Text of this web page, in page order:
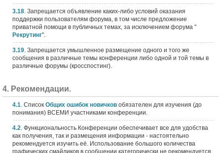
3.18. Запрещается объявление каких-либо условий оказания
поддержки пользователям форума, в том числе предложение
приватной помощи в публичных темах, за исключением форума "
Рекрутинг".
3.19. Запрещается умышленное размещение одного и того же
сообщения в различные темы конференции либо одной и той темы в
различные форумы (кросспостинг).
4. Рекомендации.
4.1 . Список Общих ошибок новичков обязателен для изучения (до
понимания) ВСЕМИ участниками конференции.
4.2. Функциональность Конференции обеспечивает все для удобства
как получения, так и размещения информации - настоятельно
рекомендуется изучить её. Использование большого количества
графических смайликов в сообщении категорически не рекомендуется.